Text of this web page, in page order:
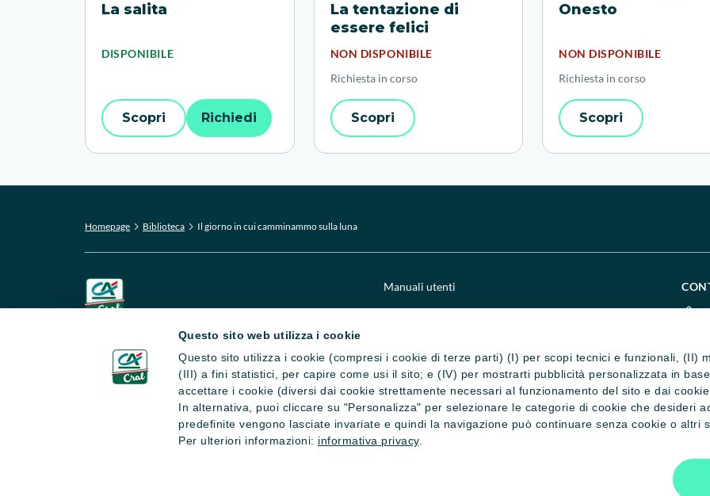
Questo sito web utilizza i cookie
Questo sito utilizza i cookie (compresi i cookie di terze parti) (I) per scopi tecnici e funzionali, (II)
(III) a fini statistici, per capire come usi il sito; e (IV) per mostrarti pubblicità personalizzata in
accettare i cookie (diversi dai cookie strettamente necessari al funzionamento del sito e dai
In alternativa, puoi cliccare su "Personalizza" per selezionare le categorie di cookie che desideri
predefinite vengono lasciate invariate e quindi la navigazione può continuare senza cookie o altri
Per ulteriori informazioni: informativa privacy.
La salita
DISPONIBILE
Scopri Richiedi
La tentazione di
essere felici
NON DISPONIBILE
Richiesta in corso
Scopri
Onesto
NON DISPONIBILE
Richiesta in corso
Scopri
Homepage Biblioteca Il giorno in cui camminammo sulla luna
Via La Spezia 138 - 43126 Parma
Manuali utenti
Chi siamo
Privacy e cookie policy
Credits